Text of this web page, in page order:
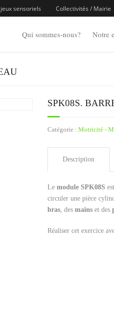
sensoriels Collectivités / Mairie
Qui sommes-nous? Notre
SPK08S.
Catégorie : Motricité -
Description
Le module SPK08S
circuler une pièce
bras, des mainset des
Réaliser cet exercice